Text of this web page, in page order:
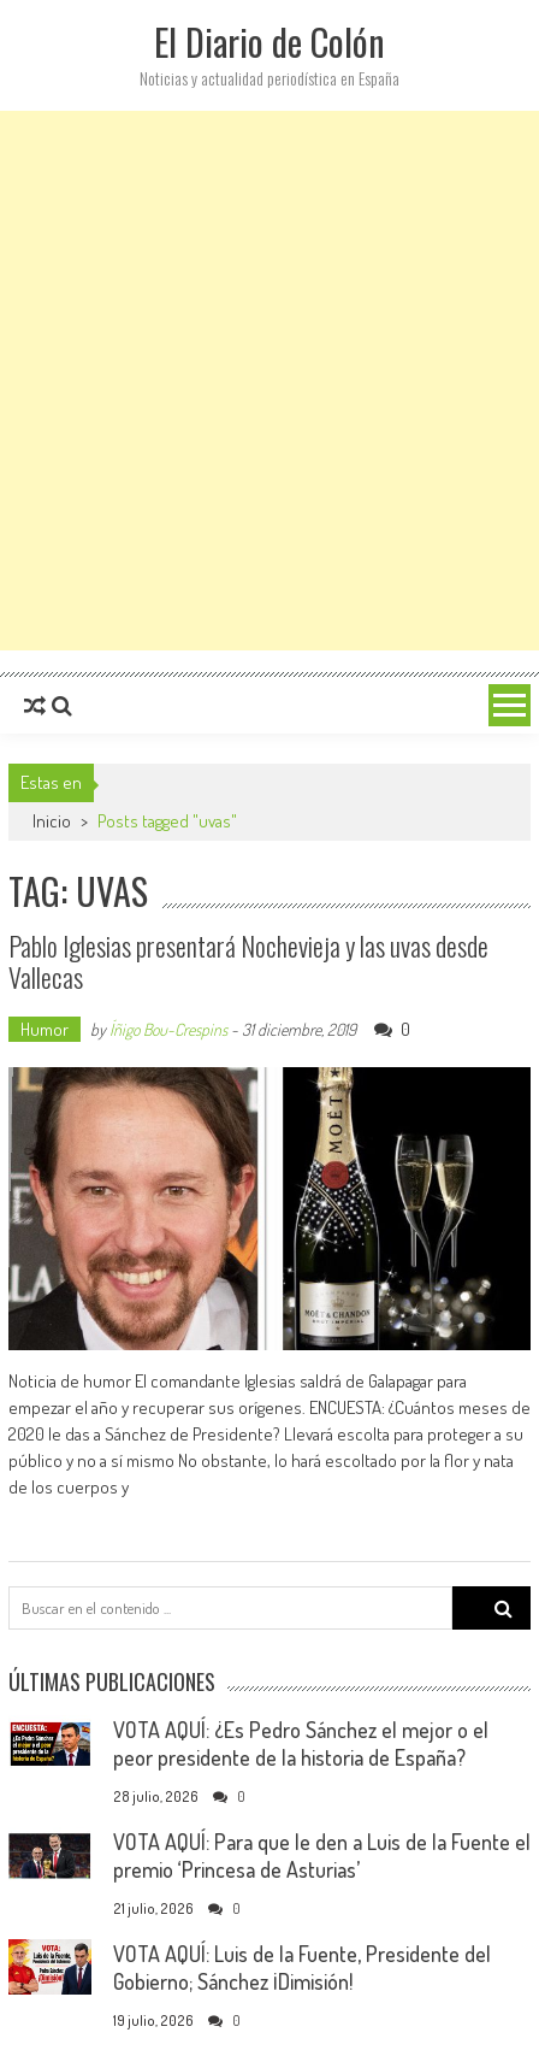
El Diario de Colón
Noticias y actualidad periodística en España
Estas en
Inicio > Posts tagged "uvas"
TAG: UVAS
Pablo Iglesias presentará Nochevieja y las uvas desde
Vallecas
Humor byÍñigo Bou-Crespins- 31 diciembre, 2019 0
Noticia de humor El comandante Iglesias saldrá de Galapagar para
empezar el año y recuperar sus orígenes. ENCUESTA: ¿Cuántos meses de
2020 le das a Sánchez de Presidente? Llevará escolta para proteger a su
público y no a sí mismo No obstante, lo hará escoltado por la flor y nata
de los cuerpos y
Search
ÚLTIMAS PUBLICACIONES
VOTA AQUÍ: ¿Es Pedro Sánchez el mejor o el
peor presidente de la historia de España?
28 julio, 2026 0
VOTA AQUÍ: Para que le den a Luis de la Fuente el
premio ‘Princesa de Asturias’
21 julio, 2026 0
VOTA AQUÍ: Luis de la Fuente, Presidente del
Gobierno; Sánchez ¡Dimisión!
19 julio, 2026 0